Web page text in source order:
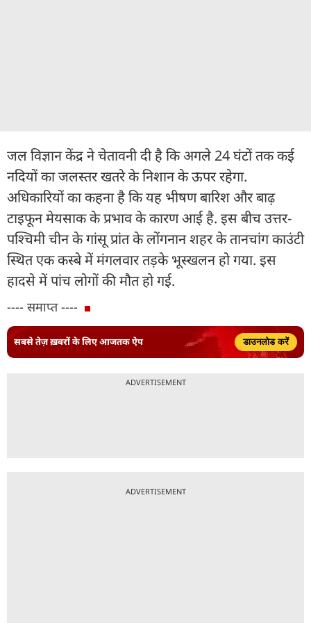
जल विज्ञान केंद्र ने चेतावनी दी है कि अगले 24 घंटों तक कई
नदियों का जलस्तर खतरे के निशान के ऊपर रहेगा.
अधिकारियों का कहना है कि यह भीषण बारिश और बाढ़
टाइफून मेयसाक के प्रभाव के कारण आई है. इस बीच उत्तर-
पश्चिमी चीन के गांसू प्रांत के लोंगनान शहर के तानचांग काउंटी
स्थित एक कस्बे में मंगलवार तड़के भूस्खलन हो गया. इस
हादसे में पांच लोगों की मौत हो गई.
---- समाप्त ----
सबसे तेज़ ख़बरों के लिए आजतक ऐप डाउनलोड करें
ADVERTISEMENT
ADVERTISEMENT